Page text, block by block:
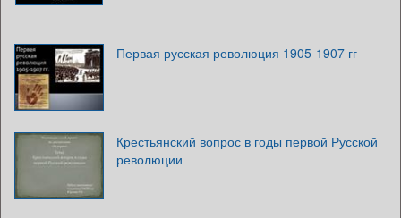
Первая русская революция 1905-1907 гг
Крестьянский вопрос в годы первой Русской
революции